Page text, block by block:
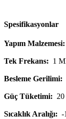
Spesifikasyonlar
Yapım Malzemesi:
Tek Frekans: 1
Besleme Gerilimi:
Güç Tüketimi:
Sıcaklık Aralığı: -